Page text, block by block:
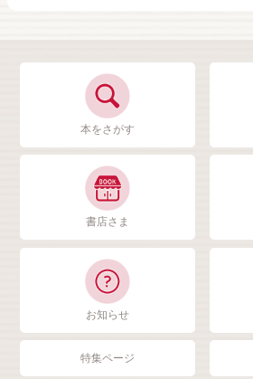
本をさがす
書店さま
お知らせ
特集ページ